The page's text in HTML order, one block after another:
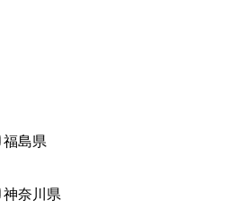
福島県
神奈川県